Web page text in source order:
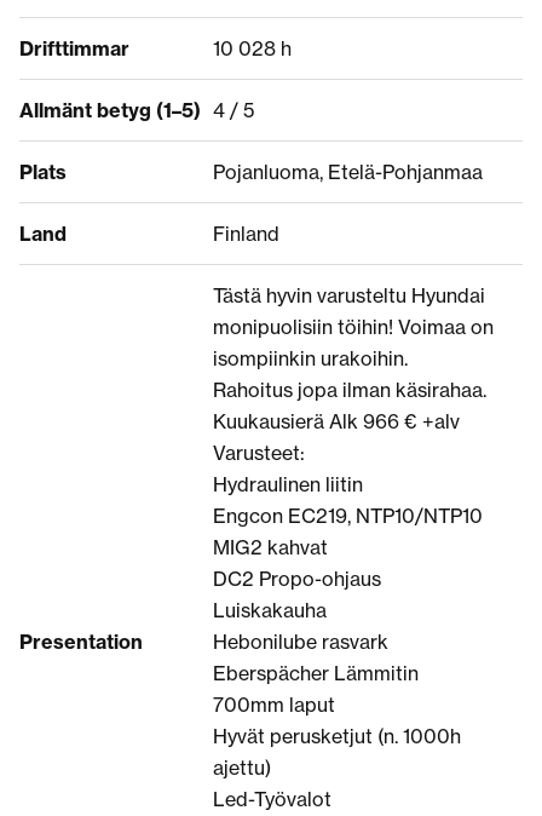
Drifttimmar 10 028 h
Allmänt betyg (1–5) 4 / 5
Plats Pojanluoma, Etelä-Pohjanmaa
Land Finland
Presentation
Tästä hyvin varusteltu Hyundai
monipuolisiin töihin! Voimaa on
isompiinkin urakoihin.
Rahoitus jopa ilman käsirahaa.
Kuukausierä Alk 966 € +alv
Varusteet:
Hydraulinen liitin
Engcon EC219, NTP10/NTP10
MIG2 kahvat
DC2 Propo-ohjaus
Luiskakauha
Hebonilube rasvark
Eberspächer Lämmitin
700mm laput
Hyvät perusketjut (n. 1000h
ajettu)
Led-Työvalot